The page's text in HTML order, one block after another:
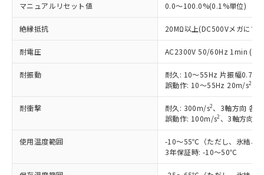
マニュアルリセット値 0.0～100.0%(0.1%単位)
絶縁抵抗 20MΩ以上(DC500Vメガにて)
耐電圧 AC2300V 50/60Hz 1min (異
耐振動
耐久: 10～55Hz 片振幅
誤動作: 10～55Hz 20m/s2
耐衝撃 耐久: 300m/s2、3軸方向 各3
誤動作: 100m/s2 、3軸方向
使用温度範囲
-10～55℃（ただし、氷結、
3年保証時: -10～50℃
以下の条件をお読みいただき、同意のうえ
本サービスは、当社制御機器事業取扱
商品の当社在庫状況および標準価格
※1 対応状況
対応済み：EU RoHS指令（10物質）の
非含有に対応した製品が提供可能な商品で
対応予定：EU RoHS指令（10物質）の非含
有に対応した製品に切り替える予定のある
対応予定なし：EU RoHS指令（10物質）の
非含有に非対応の商品で、対応品を出す予
調査・確認中：EU RoHS指令（10物質）の
非含有の対応状況を調査中または確認中の
商品です。